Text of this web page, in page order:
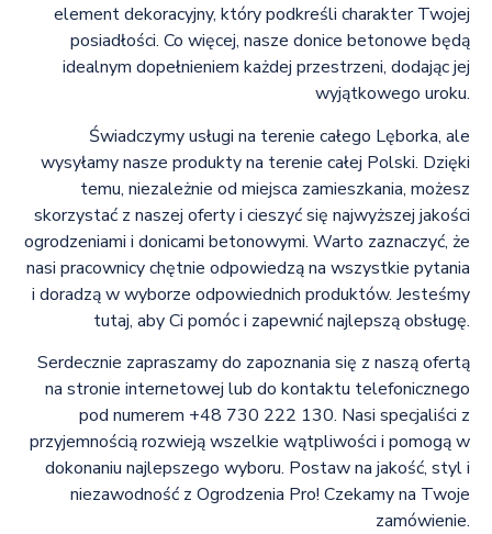
element dekoracyjny, który podkreśli charakter Twojej
posiadłości. Co więcej, nasze donice betonowe będą
idealnym dopełnieniem każdej przestrzeni, dodając jej
wyjątkowego uroku.
Świadczymy usługi na terenie całego Lęborka, ale
wysyłamy nasze produkty na terenie całej Polski. Dzięki
temu, niezależnie od miejsca zamieszkania, możesz
skorzystać z naszej oferty i cieszyć się najwyższej jakości
ogrodzeniami i donicami betonowymi. Warto zaznaczyć, że
nasi pracownicy chętnie odpowiedzą na wszystkie pytania
i doradzą w wyborze odpowiednich produktów. Jesteśmy
tutaj, aby Ci pomóc i zapewnić najlepszą obsługę.
Serdecznie zapraszamy do zapoznania się z naszą ofertą
na stronie internetowej lub do kontaktu telefonicznego
pod numerem +48 730 222 130. Nasi specjaliści z
przyjemnością rozwieją wszelkie wątpliwości i pomogą w
dokonaniu najlepszego wyboru. Postaw na jakość, styl i
niezawodność z Ogrodzenia Pro! Czekamy na Twoje
zamówienie.